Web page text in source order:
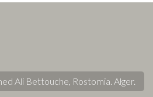
Ali Bettouche, Rostomia. Alger.